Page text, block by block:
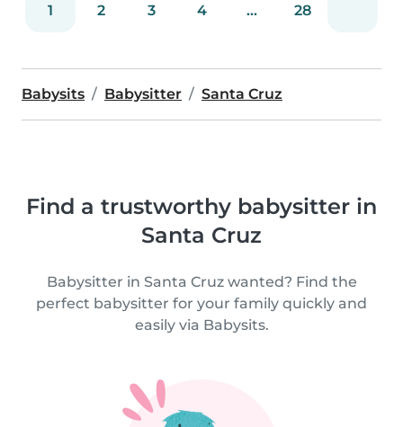
1 2 3 4 ... 28
Babysits Babysitter Santa Cruz
Find a trustworthy babysitter in
Santa Cruz
Babysitter in Santa Cruz wanted? Find the
perfect babysitter for your family quickly and
easily via Babysits.